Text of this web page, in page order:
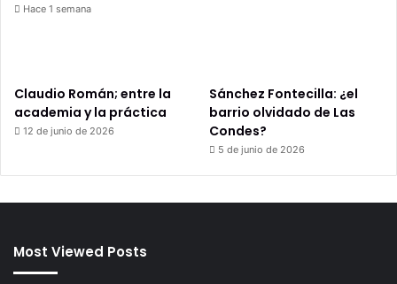
Hace 1 semana
Claudio Román; entre la
academia y la práctica
12 de junio de 2026
Sánchez Fontecilla: ¿el
barrio olvidado de Las
Condes?
5 de junio de 2026
Most Viewed Posts